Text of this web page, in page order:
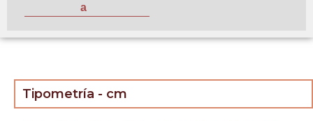
a
Tipometría - cm